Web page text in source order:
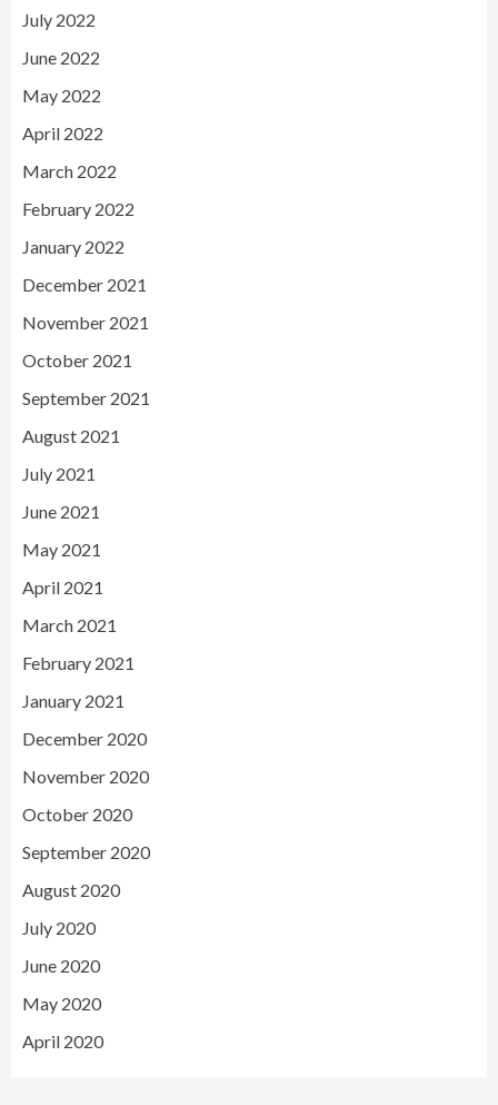
July 2022
June 2022
May 2022
April 2022
March 2022
February 2022
January 2022
December 2021
November 2021
October 2021
September 2021
August 2021
July 2021
June 2021
May 2021
April 2021
March 2021
February 2021
January 2021
December 2020
November 2020
October 2020
September 2020
August 2020
July 2020
June 2020
May 2020
April 2020